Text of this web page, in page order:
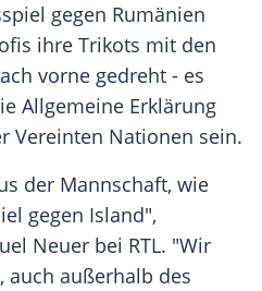
gegen Rumänien
ihre Trikots mit den
vorne gedreht - es
Allgemeine Erklärung
Vereinten Nationen sein.
der Mannschaft, wie
gegen Island",
Neuer bei RTL. "Wir
auch außerhalb des